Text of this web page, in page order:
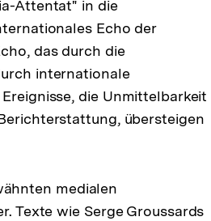
Attentat" in die
Echo der
das durch die
internationale
die Unmittelbarkeit
übersteigen
medialen
Texte wie Serge Groussards